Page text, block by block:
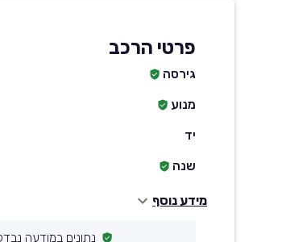
פרטי הרכב
גירסה
מנוע
יד
שנה
מידע נוסף
נתונים במודעה